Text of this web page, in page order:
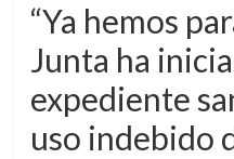
“Ya hemos
Junta ha
expediente
uso indebido